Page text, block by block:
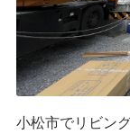
小松市でリビン